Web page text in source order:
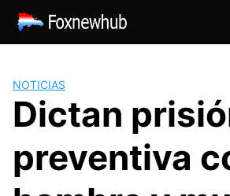
Saltar
contenido
NOTICIAS
Dictan
preventiva